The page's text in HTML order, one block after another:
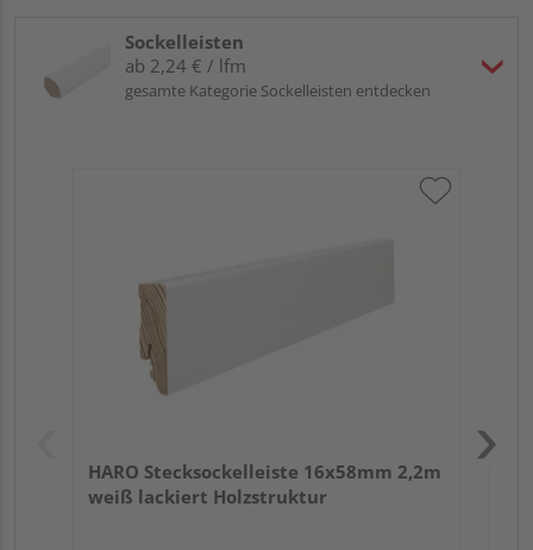
Sockelleisten
ab 2,24 € / lfm
gesamte Kategorie Sockelleisten entdecken
HARO Stecksockelleiste 16x58mm 2,2m
weiß lackiert Holzstruktur